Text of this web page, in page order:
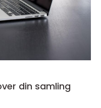
din samling